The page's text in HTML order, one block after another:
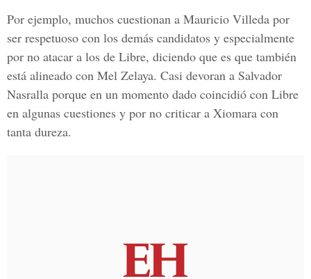
Por ejemplo, muchos cuestionan a Mauricio Villeda por
ser respetuoso con los demás candidatos y especialmente
por no atacar a los de Libre, diciendo que es que también
está alineado con Mel Zelaya. Casi devoran a Salvador
Nasralla porque en un momento dado coincidió con Libre
en algunas cuestiones y por no criticar a Xiomara con
tanta dureza.